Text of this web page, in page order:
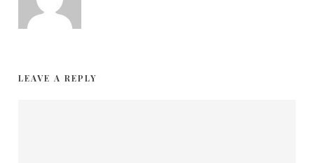
LEAVE A REPLY